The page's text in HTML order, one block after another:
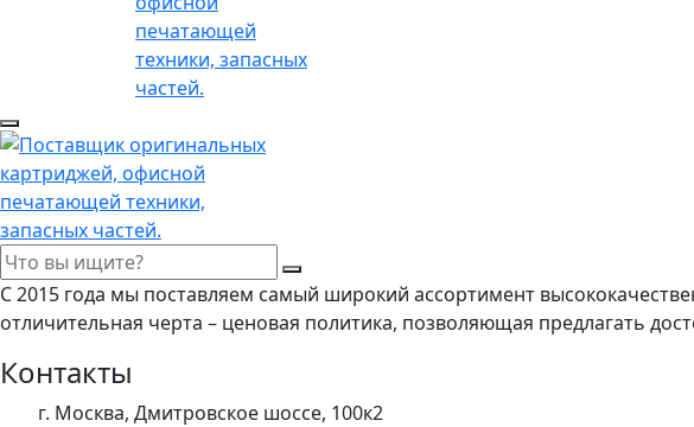
С 2015 года мы поставляем самый широкий ассортимент
отличительная черта – ценовая политика, позволяющая предлагать
Контакты
г. Москва, Дмитровское шоссе, 100к2